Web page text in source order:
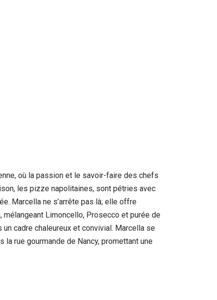
où la passion et le savoir-faire des chefs
les pizze napolitaines, sont pétries avec
Marcella ne s’arrête pas là; elle offre
Limoncello, Prosecco et purée de
cadre chaleureux et convivial. Marcella se
rue gourmande de Nancy, promettant une